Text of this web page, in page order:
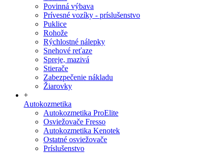
Povinná výbava
Prívesné vozíky - príslušenstvo
Puklice
Rohože
Rýchlostné nálepky
Snehové reťaze
Spreje, mazivá
Stierače
Zabezpečenie nákladu
Žiarovky
+
Autokozmetika
Autokozmetika ProElite
Osviežovače Fresso
Autokozmetika Kenotek
Ostatné osviežovače
Príslušenstvo